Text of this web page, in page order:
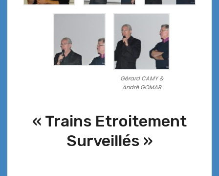
Gérard CAMY &
André GOMAR
« Trains Etroitement
Surveillés »